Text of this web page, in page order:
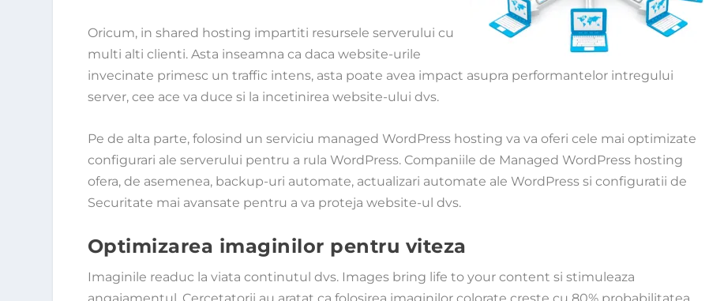
Oricum, in shared hosting impartiti resursele serverului cu
multi alti clienti. Asta inseamna ca daca website-urile
invecinate primesc un traffic intens, asta poate avea impact asupra performantelor intregului
server, cee ace va duce si la incetinirea website-ului dvs.
Pe de alta parte, folosind un serviciu managed WordPress hosting va va oferi cele mai optimizate
configurari ale serverului pentru a rula WordPress. Companiile de Managed WordPress hosting
ofera, de asemenea, backup-uri automate, actualizari automate ale WordPress si configuratii de
Securitate mai avansate pentru a va proteja website-ul dvs.
Optimizarea imaginilor pentru viteza
Imaginile readuc la viata continutul dvs. Images bring life to your content si stimuleaza
angajamentul. Cercetatorii au aratat ca folosirea imaginilor colorate creste cu 80% probabilitatea